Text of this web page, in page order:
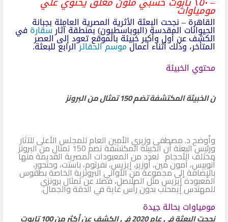
مومياوات
القاهرة – نجحت البعثة الأثرية المصرية العاملة بجبانة
الحيوانات المقدسة (البوباسطيون) بمنطقة آثارسقارة في
الكشف عن أول وأكبر خبيئة بالموقع تعود إلى العصر
المتأخر، وذلك أثناء أعمالموسم الحفائرالرابع للبعثة.
محتوي الخبيئة
ن الخبيئة المكتشفة تضم 150 تمثال من البرونز
وأوضح د. مصطفى وزيري الأمين العام للمجلس الأعلى للآثار
ورئيس البعثة أن الخبيئة المكتشفة تضم 150 تمثال من البرونز
مختلف الأحجام لعدد من المعبودات المصرية القديمة منها
أنوبيس، آمون مين، أوزير، إيزيس، نفرتوم، باستت، وحتحور،
بالإضافة إلى مجموعة من الأواني البرونزية الخاصة بطقوس
المعبودة إيزيس مثل الصلاصل، فضلا عن تمثال برونزي
للمهندس إيمحتب بدون رأس غاية في الدقة والجمال.
مومياوات بحالة جيدة
نجحت البعثة في عام 2020 في الكشف عن أكثر من 100 تابوت